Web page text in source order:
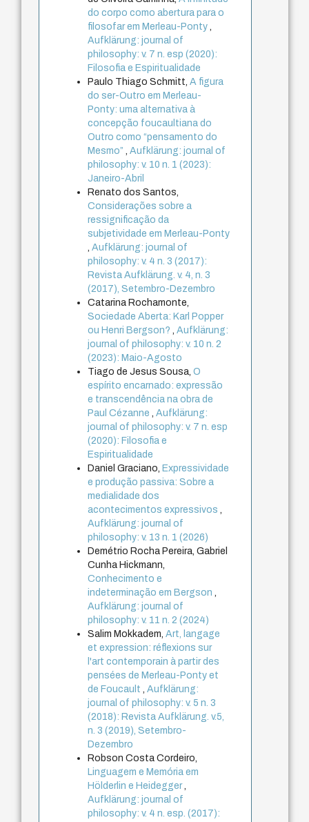
do corpo como abertura para o
filosofar em Merleau-Ponty,
Aufklärung: journal of
philosophy: v. 7 n. esp (2020):
Filosofia e Espiritualidade
Paulo Thiago Schmitt,A figura
do ser-Outro em Merleau-
Ponty: uma alternativa à
concepção foucaultiana do
Outro como “pensamento do
Mesmo”,Aufklärung: journal of
philosophy: v. 10 n. 1 (2023):
Janeiro-Abril
Renato dos Santos,
Considerações sobre a
ressignificação da
subjetividade em Merleau-Ponty
,Aufklärung: journal of
philosophy: v. 4 n. 3 (2017):
Revista Aufklärung. v. 4, n. 3
(2017), Setembro-Dezembro
Catarina Rochamonte,
Sociedade Aberta: Karl Popper
ou Henri Bergson?,Aufklärung:
journal of philosophy: v. 10 n. 2
(2023): Maio-Agosto
Tiago de Jesus Sousa,O
espírito encarnado: expressão
e transcendência na obra de
Paul Cézanne,Aufklärung:
journal of philosophy: v. 7 n. esp
(2020): Filosofia e
Espiritualidade
Daniel Graciano, Expressividade
e produção passiva: Sobre a
medialidade dos
acontecimentos expressivos,
Aufklärung: journal of
philosophy: v. 13 n. 1 (2026)
Demétrio Rocha Pereira, Gabriel
Cunha Hickmann,
Conhecimento e
indeterminação em Bergson,
Aufklärung: journal of
philosophy: v. 11 n. 2 (2024)
Salim Mokkadem,Art, langage
et expression: réflexions sur
l'art contemporain à partir des
pensées de Merleau-Ponty et
de Foucault,Aufklärung:
journal of philosophy: v. 5 n. 3
(2018): Revista Aufklärung. v.5,
n. 3 (2019), Setembro-
Dezembro
Robson Costa Cordeiro,
Linguagem e Memória em
Hölderlin e Heidegger,
Aufklärung: journal of
philosophy: v. 4 n. esp. (2017):